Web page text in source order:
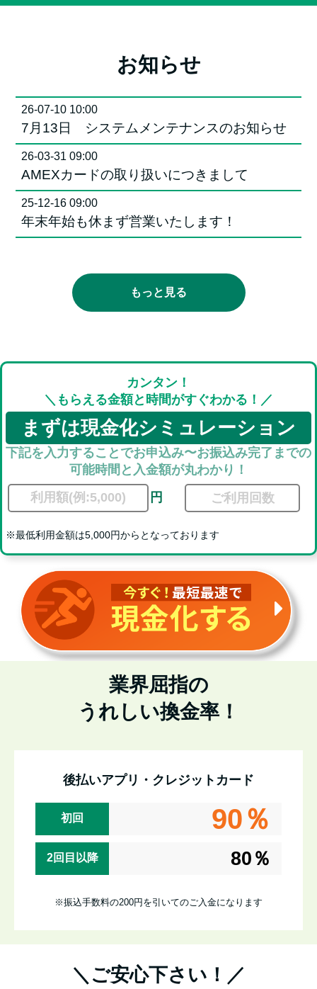
お知らせ
26-07-10 10:00
7月13日 システムメンテナンスのお知らせ
26-03-31 09:00
AMEXカードの取り扱いにつきまして
25-12-16 09:00
年末年始も休まず営業いたします！
25-10-26 12:58
10月のお知らせ
もっと見る
カンタン！
＼もらえる金額と時間がすぐわかる！／
まずは現金化シミュレーション
下記を入力することでお申込み〜お振込み完了までの
可能時間と入金額が丸わかり！
円
ご利用回数
※最低利用金額は5,000円からとなっております
業界屈指の
うれしい換金率！
後払いアプリ・クレジットカード
初回 90％
2回目以降 80％
※振込手数料の200円を引いてのご入金になります
＼ご安心下さい！／